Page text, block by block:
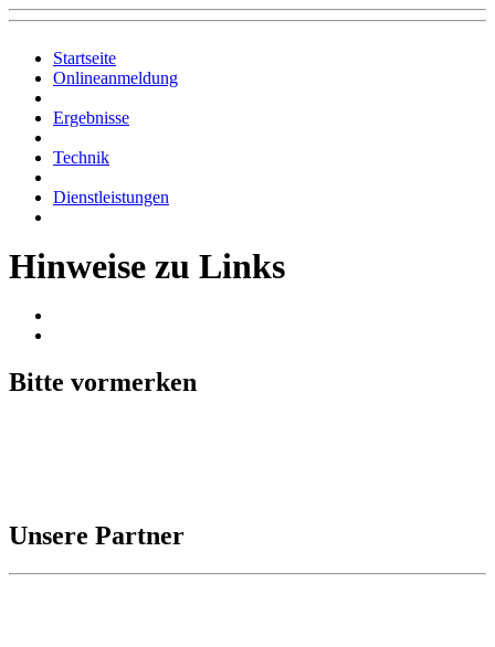
Startseite
Onlineanmeldung
Ergebnisse
Technik
Dienstleistungen
Hinweise zu Links
Bitte vormerken
Unsere Partner